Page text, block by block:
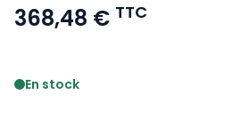
368,48 € TTC
En stock